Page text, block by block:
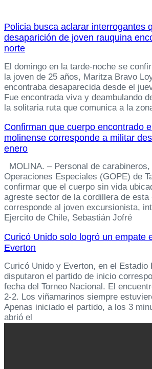
Policia busca aclarar interrogantes
desaparición de joven rauquina
norte
El domingo en la tarde-noche se
la joven de 25 años, Maritza Bravo
encontraba desaparecida desde el
Fue encontrada viva y deambulando
la solitaria ruta que comunica a la
Confirman que cuerpo encontrado
molinense corresponde a militar
enero
MOLINA. – Personal de
Operaciones Especiales (GOPE) de
confirmar que el cuerpo sin vida
agreste sector de la cordillera de esta
corresponde al joven excursionista,
Ejercito de Chile, Sebastián Jofré
Curicó Unido solo logró un empate
Everton
Curicó Unido y Everton, en el Estadio
disputaron el partido de inicio
fecha del Torneo Nacional. El
2-2. Los viñamarinos siempre
Apenas iniciado el partido, a los 3
abrió el